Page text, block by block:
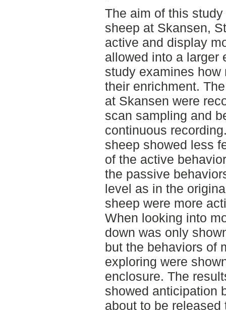
The aim of this
sheep at Skansen,
active and display
allowed into a larger
study examines
their enrichment.
at Skansen were
scan sampling and
continuous
sheep showed less
of the active
the passive
level as in the
sheep were more
When looking into
down was only
but the behaviors of
exploring were
enclosure. The
showed anticipation
about to be